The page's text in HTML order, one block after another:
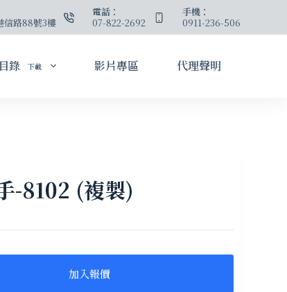
信路88號3樓
電話：
07-822-2692
手機：
0911-236-506
錄 下載 影片專區 代理聲明
-8102 (複製)
加入報價